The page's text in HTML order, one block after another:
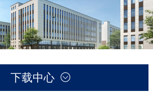
下载中心 